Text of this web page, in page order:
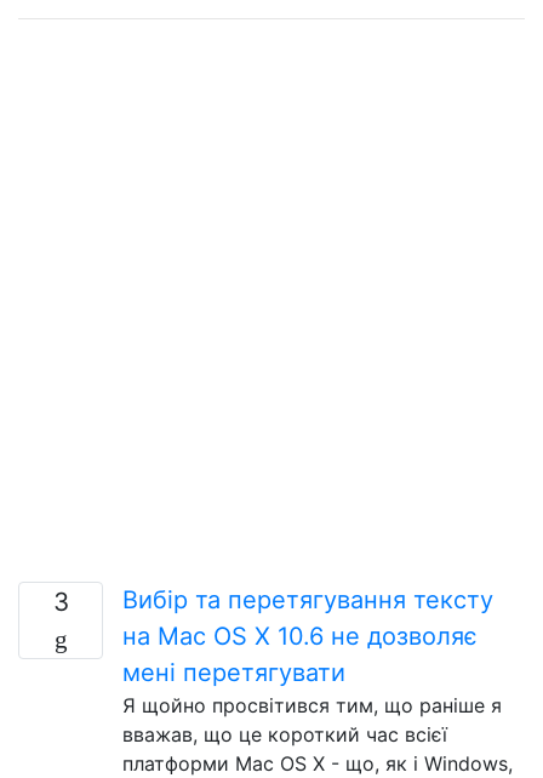
3
Вибір та перетягування тексту
на Mac OS X 10.6 не дозволяє
мені перетягувати
Я щойно просвітився тим, що раніше я
вважав, що це короткий час всієї
платформи Mac OS X - що, як і Windows,